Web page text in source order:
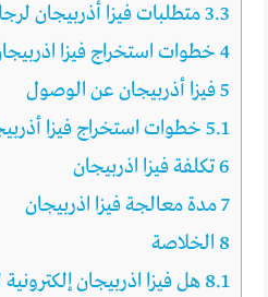
3.3متطلبات فيزا أذربيجان
4 خطوات استخراج فيزا
5فيزا أذربيجان عن الوصول
5.1 خطوات استخراج فيزا
6تكلفة فيزا اذربيجان
7مدة معالجة فيزا اذربيجان
8 الخلاصة
8.1 هل فيزا اذربيجان